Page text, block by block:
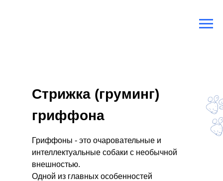
Стрижка (груминг)
гриффона
Гриффоны - это очаровательные и
интеллектуальные собаки с необычной
внешностью.
Одной из главных особенностей